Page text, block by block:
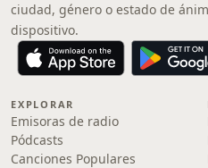
ciudad, género o estado de
dispositivo.
EXPLORAR
Emisoras de radio
Pódcasts
Canciones Populares